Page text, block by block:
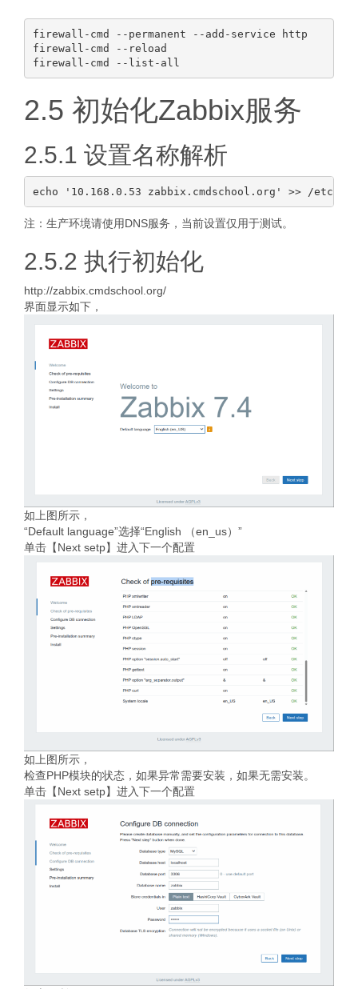
firewall-cmd --permanent --add-service http
firewall-cmd --reload
2.5 初始化Zabbix服务
2.5.1 设置名称解析
注：生产环境请使用DNS服务，当前设置仅用于测试。
2.5.2 执行初始化
http://zabbix.cmdschool.org/
界面显示如下，
如上图所示，
“Default language”选择“English （en_us）”
单击【Next setp】进入下一个配置
如上图所示，
检查PHP模块的状态，如果异常需要安装，如果无需安装。
单击【Next setp】进入下一个配置